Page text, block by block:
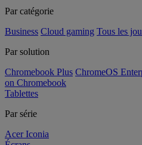
Par catégorie
Business Cloud gaming Tous les
Par solution
Chromebook Plus ChromeOS
on Chromebook
Tablettes
Par série
Acer Iconia